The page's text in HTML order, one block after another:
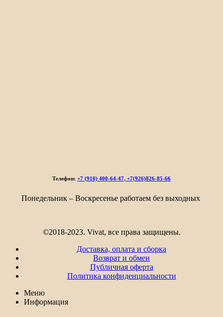
Телефон: +7 (910) 400-64-47, +7(926)826-85-66
Понедельник – Воскресенье работаем без выходных
©2018-2023. Vivat, все права защищены.
Доставка, оплата и сборка
Возврат и обмен
Публичная оферта
Политика конфиденциальности
Меню
Информация